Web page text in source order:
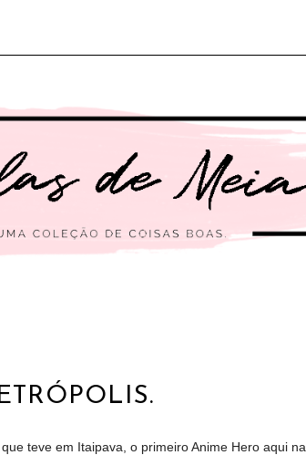
teve em Itaipava, o primeiro Anime Hero aqui na